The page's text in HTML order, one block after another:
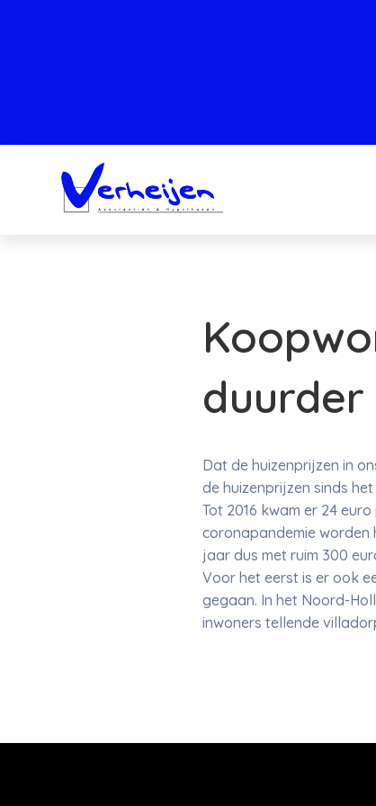
duurder
Dat de huizenprijzen in
de huizenprijzen sinds
Tot 2016 kwam er 24
coronapandemie worden
jaar dus met ruim 300
Voor het eerst is er ook
gegaan. In het Noord-
inwoners tellende